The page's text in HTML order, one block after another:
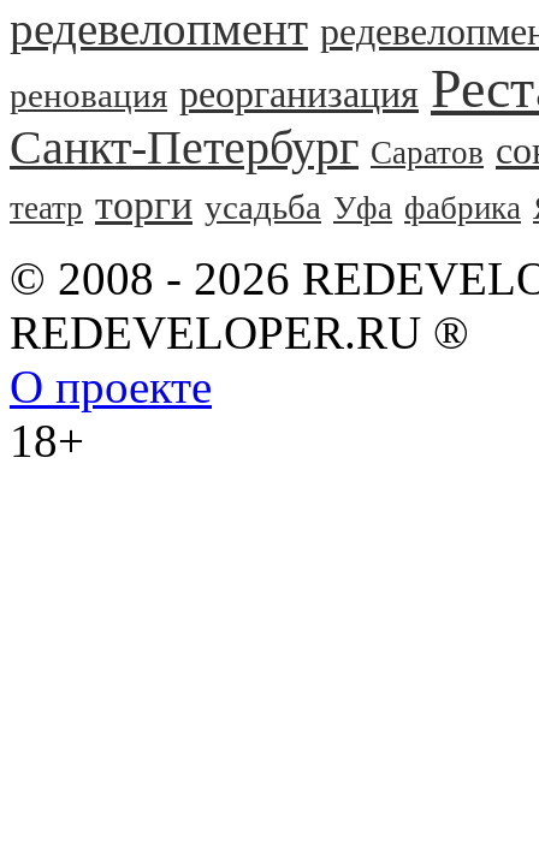
редевелопмент
реновация реорганизация
Санкт-Петербург Саратов
театр торги усадьба Уфа фабрика
© 2008 - 2026
REDEVELOPER.RU ®
О проекте
18+